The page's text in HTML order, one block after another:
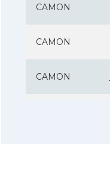
CAMON
CAMON
CAMON